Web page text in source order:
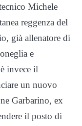
Michele
reggenza del
già allenatore di
e
invece il
un nuovo
Garbarino, ex
il posto di